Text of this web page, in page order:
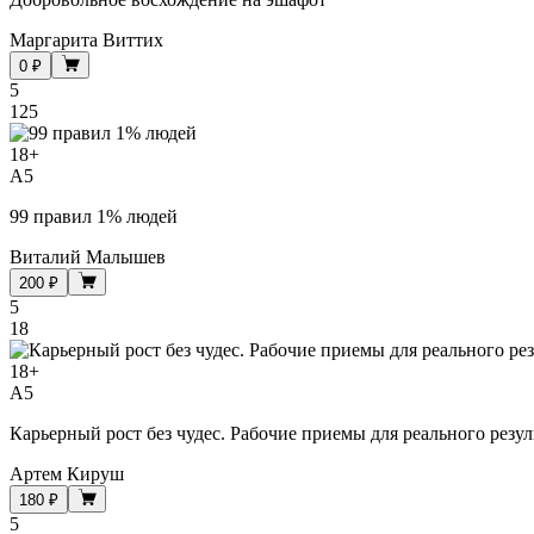
Маргарита Виттих
0 ₽
5
125
18+
A5
99 правил 1% людей
Виталий Малышев
200 ₽
5
18
18+
A5
Карьерный рост без чудес. Рабочие приемы для реального
Артем Кируш
180 ₽
5